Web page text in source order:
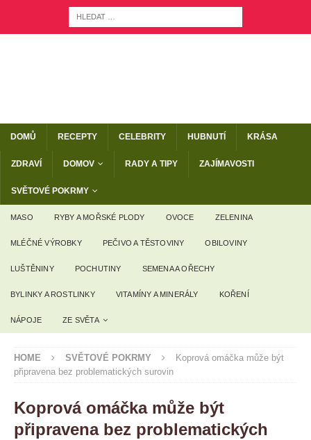
DOMŮ RECEPTY CELEBRITY HUBNUTÍ KRÁSA
ZDRAVÍ DOMOV RADY A TIPY ZAJÍMAVOSTI
SVĚTOVÉ POKRMY
MASO RYBY A MOŘSKÉ PLODY OVOCE ZELENINA
MLÉČNÉ VÝROBKY PEČIVO A TĚSTOVINY OBILOVINY
LUŠTĚNINY POCHUTINY SEMENA A OŘECHY
BYLINKY A ROSTLINKY VITAMÍNY A MINERÁLY KOŘENÍ
NÁPOJE ZE SVĚTA
HOME SVĚTOVÉ POKRMY
Koprová omáčka může být
připravena bez problematických surovin
Koprová omáčka může být
připravena bez problematických